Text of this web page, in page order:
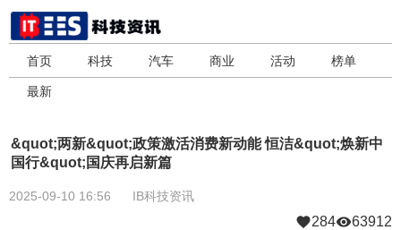
首页 科技 汽车 商业 活动 榜单
最新
&quot;两新&quot;政策激活消费新动能 恒洁&quot;焕新中
国行&quot;国庆再启新篇
2025-09-10 16:56 IB科技资讯
284 63912